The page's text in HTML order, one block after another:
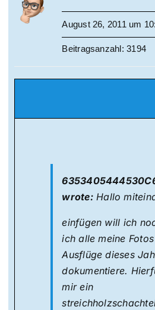
August 26, 2011 um
Beitragsanzahl: 3194
wrote:Hallo
einfügen will ich
ich alle meine
Ausflüge dieses
dokumentiere.
mir ein